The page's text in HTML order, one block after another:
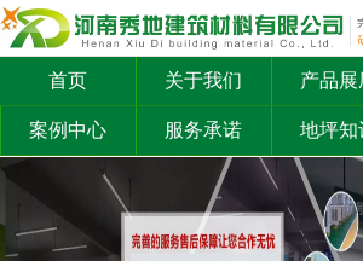
首页 关于我们 产品展
案例中心 服务承诺 地坪知